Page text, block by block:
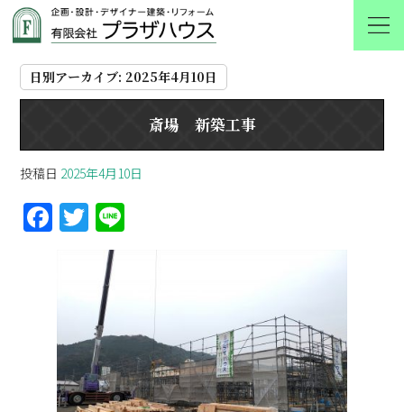
2025 4月 10
日別アーカイブ: 2025年4月10日
斎場 新築工事
投稿日 2025年4月10日
F
a
o
o
k
T
w
itt
er